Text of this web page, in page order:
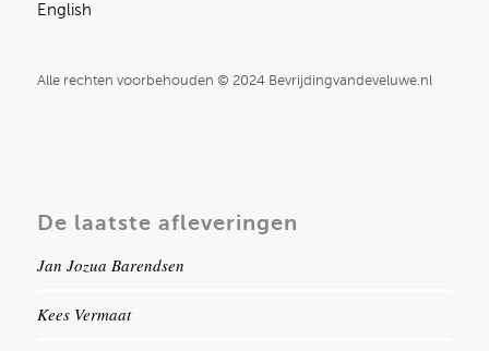
English
Alle rechten voorbehouden © 2024 Bevrijdingvandeveluwe.nl
De laatste afleveringen
Jan Jozua Barendsen
Kees Vermaat